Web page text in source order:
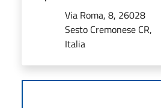
Via Roma, 8, 26028
Sesto Cremonese CR,
Italia